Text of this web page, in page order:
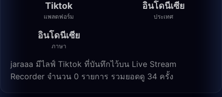
Tiktok
แพลตฟอร์ม
อินโดนีเซีย
ประเทศ
อินโดนีเซีย
ภาษา
jaraaa มีไลฟ์ Tiktok ที่บันทึกไว้บน Live Stream
Recorder จำนวน 0 รายการ รวมยอดดู 34 ครั้ง